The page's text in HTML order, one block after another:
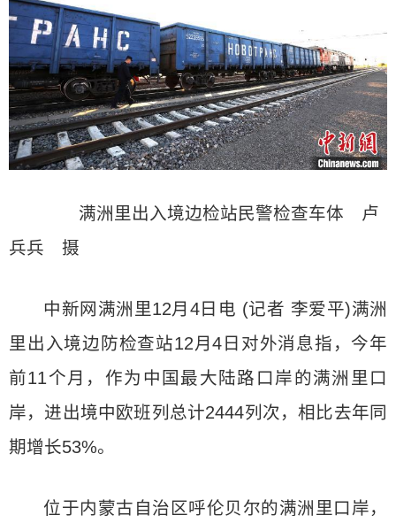
满洲里出入境边检站民警检查车体 卢
兵兵 摄
中新网满洲里12月4日电 (记者 李爱平)满洲
里出入境边防检查站12月4日对外消息指，今年
前11个月，作为中国最大陆路口岸的满洲里口
岸，进出境中欧班列总计2444列次，相比去年同
期增长53%。
位于内蒙古自治区呼伦贝尔的满洲里口岸，